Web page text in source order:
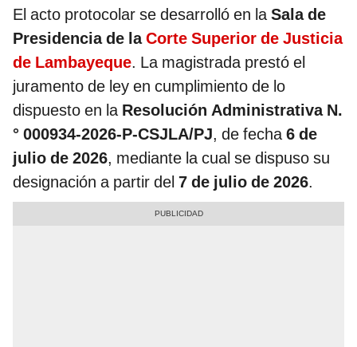
El acto protocolar se desarrolló en laSala de
Presidencia de laCorte Superior de Justicia
de Lambayeque. La magistrada prestó el
juramento de ley en cumplimiento de lo
dispuesto en la Resolución Administrativa N.
° 000934-2026-P-CSJLA/PJ, de fecha6 de
julio de 2026, mediante la cual se dispuso su
designación a partir del 7 de julio de 2026.